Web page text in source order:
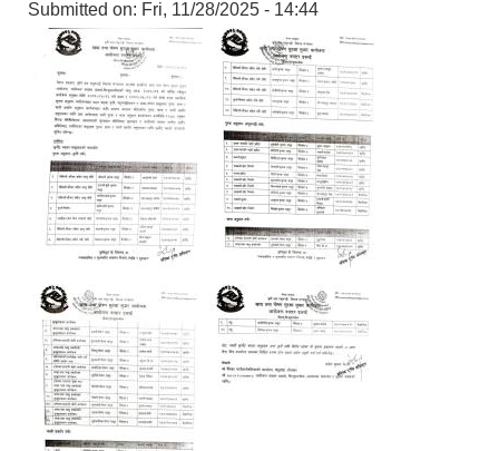
Submitted on: Fri, 11/28/2025 - 14:44